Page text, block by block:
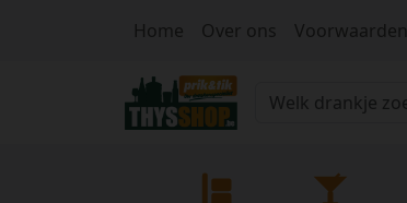
Home Over ons Voorwaarden